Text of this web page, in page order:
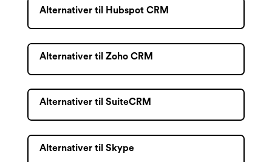
Alternativer til Hubspot CRM
Alternativer til Zoho CRM
Alternativer til SuiteCRM
Alternativer til Skype